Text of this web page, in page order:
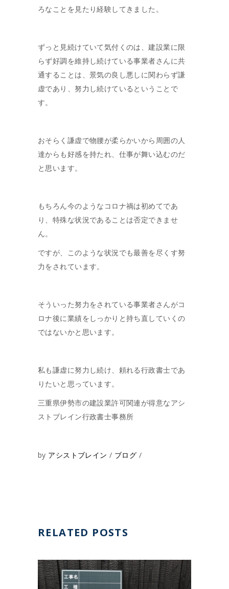
ろなことを見たり経験してきました。
ずっと見続けていて気付くのは、建設業に限
らず好調を維持し続けている事業者さんに共
通することは、景気の良し悪しに関わらず謙
虚であり、努力し続けているということで
す。
おそらく謙虚で物腰が柔らかいから周囲の人
達からも好感を持たれ、仕事が舞い込むのだ
と思います。
もちろん今のようなコロナ禍は初めてであ
り、特殊な状況であることは否定できませ
ん。
ですが、このような状況でも最善を尽くす努
力をされています。
そういった努力をされている事業者さんがコ
ロナ後に業績をしっかりと持ち直していくの
ではないかと思います。
私も謙虚に努力し続け、頼れる行政書士であ
りたいと思っています。
三重県伊勢市の建設業許可関連が得意なアシ
ストブレイン行政書士事務所
by アシストブレイン ブログ
RELATED POSTS